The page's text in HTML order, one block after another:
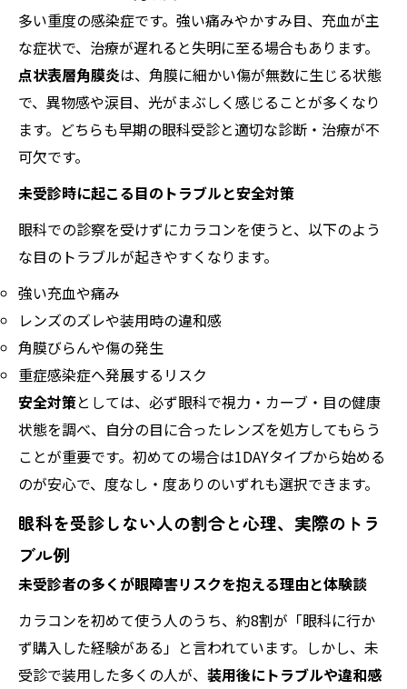
多い重度の感染症です。強い痛みやかすみ目、充血が主
な症状で、治療が遅れると失明に至る場合もあります。
点状表層角膜炎は、角膜に細かい傷が無数に生じる状態
で、異物感や涙目、光がまぶしく感じることが多くなり
ます。どちらも早期の眼科受診と適切な診断・治療が不
可欠です。
未受診時に起こる目のトラブルと安全対策
眼科での診察を受けずにカラコンを使うと、以下のよう
な目のトラブルが起きやすくなります。
強い充血や痛み
レンズのズレや装用時の違和感
角膜びらんや傷の発生
重症感染症へ発展するリスク
安全対策としては、必ず眼科で視力・カーブ・目の健康
状態を調べ、自分の目に合ったレンズを処方してもらう
ことが重要です。初めての場合は1DAYタイプから始める
のが安心で、度なし・度ありのいずれも選択できます。
眼科を受診しない人の割合と心理、実際のトラ
ブル例
未受診者の多くが眼障害リスクを抱える理由と体験談
カラコンを初めて使う人のうち、約8割が「眼科に行か
ず購入した経験がある」と言われています。しかし、未
受診で装用した多くの人が、 装用後にトラブルや違和感